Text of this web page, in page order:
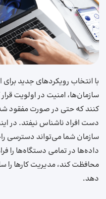
با انتخاب رویکردهای جدید برای
سازمان‌ها، امنیت در اولویت
کنند که حتی در صورت مفقود
سازمان شما می‌تواند دسترسی
داده‌ها در تمامی دستگاه‌ها را
محافظت کند، مدیریت کارها را
دهد.